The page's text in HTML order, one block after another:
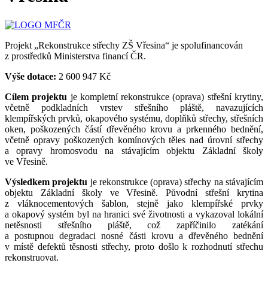
Projekt „Rekonstrukce střechy ZŠ Vřesina“ je spolufinancován
z prostředků Ministerstva financí ČR.
Výše dotace: 2 600 947 Kč
Cílem projektu je kompletní rekonstrukce (oprava) střešní krytiny,
včetně podkladních vrstev střešního pláště, navazujících
klempířských prvků, okapového systému, doplňků střechy, střešních
oken, poškozených částí dřevěného krovu a prkenného bednění,
včetně opravy poškozených komínových těles nad úrovní střechy
a opravy hromosvodu na stávajícím objektu Základní školy
ve Vřesině.
Výsledkem projektu je rekonstrukce (oprava) střechy na stávajícím
objektu Základní školy ve Vřesině. Původní střešní krytina
z vláknocementových šablon, stejně jako klempířské prvky
a okapový systém byl na hranici své životnosti a vykazoval lokální
netěsnosti střešního pláště, což zapříčinilo zatékání
a postupnou degradaci nosné části krovu a dřevěného bednění
v místě defektů těsnosti střechy, proto došlo k rozhodnutí střechu
rekonstruovat.